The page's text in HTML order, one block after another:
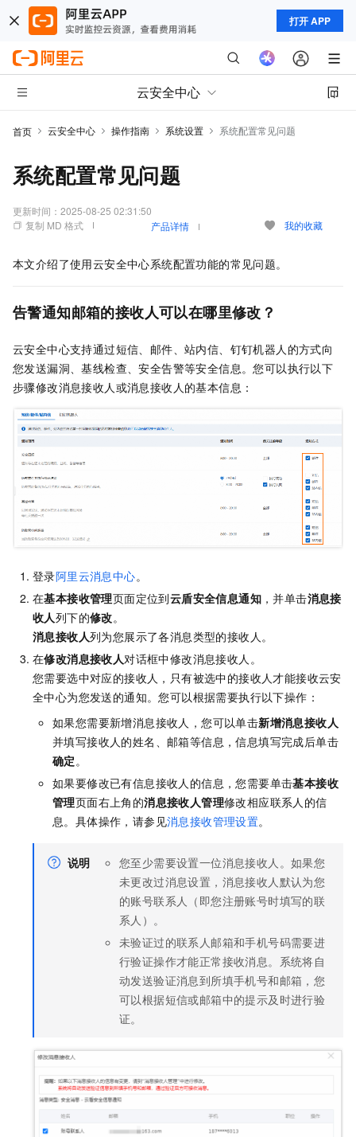
打开 APP
云安全中心
首页 云安全中心 操作指南 系统设置 系统配置常见问题
系统配置常见问题
更新时间： 2025-08-25 02:31:50
复制 MD 格式
产品详情 我的收藏
本文介绍了使用云安全中心系统配置功能的常见问题。
告警通知邮箱的接收人可以在哪里修改？
云安全中心支持通过短信、 邮件、站内信、钉钉机器人的方式向
您发送漏洞、基线检查、安全告警等安全信息。您可以执行以下
步骤修改消息接收人或消息接收人的基本信息：
登录阿里云消息中心。
在基本接收管理页面定位到云盾安全信息通知 ，并单击消息接
收人列下的修改。
消息接收人列为您展示了各消息类型的接收人。
在修改消息接收人对话框中修改消息接收人。
您需要选中对应的接收人，只有被选中的接收人才能接收云安
全中心为您发送的通知。您可以根据需要执行以下操作：
如果您需要新增消息接收人，您可以单击新增消息接收人
并填写接收人的姓名、邮箱等信息，信息填写完成后单击
确定 。
如果要修改已有信息接收人的信息，您需要单击基本接收
管理页面右上角的消息接收人管理修改相应联系人的信
息。 具体操作，请参见消息接收管理设置。
说明
您至少需要设置一位消息接收人。如果您
未更改过消息设置，消息接收人默认为您
的账号联系人（即您注册账号时填写的联
系人）。
未验证过的联系人邮箱和手机号码需要进
行验证操作才能正常接收消息。系统将自
动发送验证消息到所填手机号和邮箱，您
可以根据短信或邮箱中的提示及时进行验
证。